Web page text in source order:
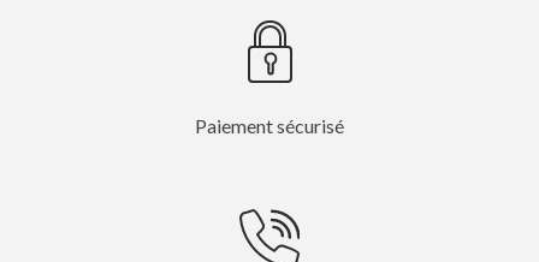
Paiement sécurisé